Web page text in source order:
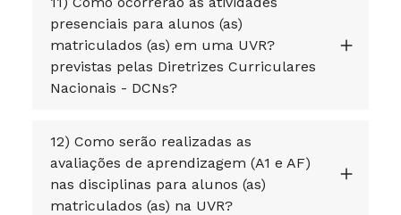
presenciais para alunos (as)
matriculados (as) em uma UVR?
previstas pelas Diretrizes Curriculares
Nacionais - DCNs?
12) Como serão realizadas as
avaliações de aprendizagem (A1 e AF)
nas disciplinas para alunos (as)
matriculados (as) na UVR?